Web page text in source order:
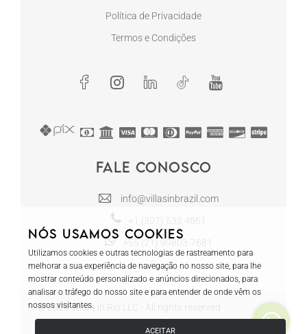
Política de Privacidade
Termos e Condições
Fale conosco
info@villasinbrazil.com
+1 (307) 533 4861
+55 (21) 99803-7681
© 2024 Tours in Rio LLC - All rights reserved
Villas in Brazil | CRECI RJ-12130
Nós usamos cookies
Utilizamos cookies e outras tecnologias de rastreamento para
melhorar a sua experiência de navegação no nosso site, para lhe
mostrar conteúdo personalizado e anúncios direcionados, para
analisar o tráfego do nosso site e para entender de onde vêm os
nossos visitantes.
ACEITAR